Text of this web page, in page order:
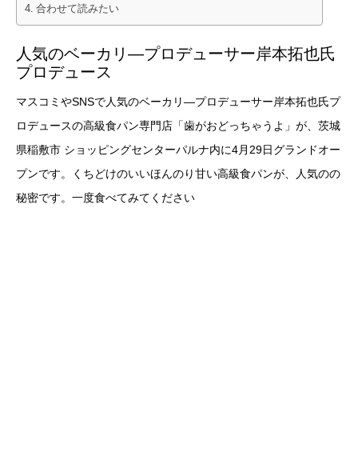
合わせて読みたい
人気のベーカリ―プロデューサー岸本拓也氏
プロデュース
マスコミやSNSで人気のベーカリ―プロデューサー岸本拓也氏プ
ロデュースの高級食パン専門店「歯がおどっちゃうよ」が、茨城
県稲敷市 ショッピングセンターパルナ内に4月29日グランドオー
プンです。くちどけのいいほんのり甘い高級食パンが、人気のの
秘密です。一度食べてみてください